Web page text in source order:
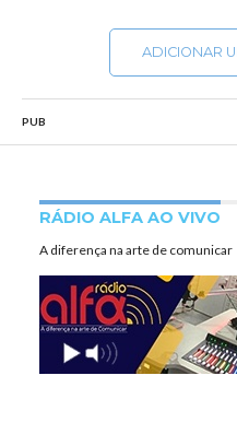
ADICIONAR
PUB
RÁDIO ALFA AO VIVO
A diferença na arte de comunicar